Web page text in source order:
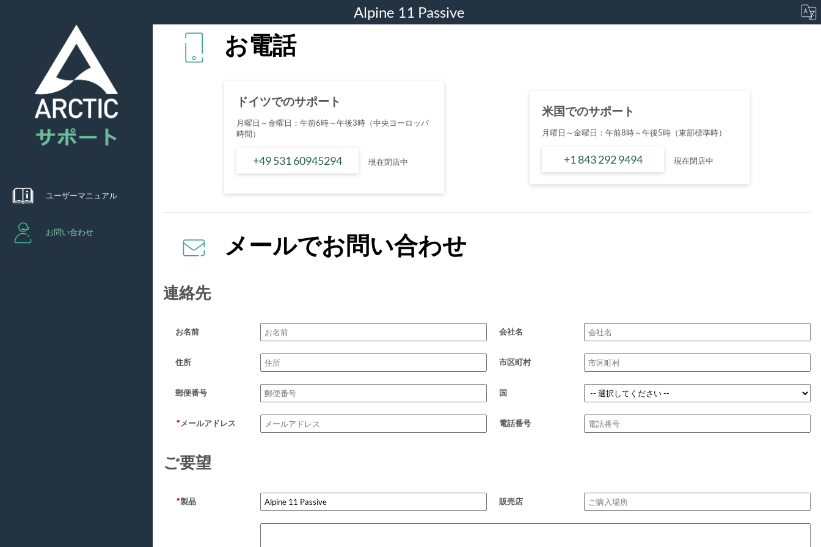
Alpine 11 Passive
ユーザーマニュアル
お問い合わせ
お電話
ドイツでのサポート
月曜日～金曜日：午前6時～午後3時（中央ヨーロッパ
時間）
+49 531 60945294 現在閉店中
米国でのサポート
月曜日～金曜日：午前8時～午後5時（東部標準時）
+1 843 292 9494 現在閉店中
メールでお問い合わせ
連絡先
お名前 会社名
住所 市区町村
郵便番号 国
*メールアドレス 電話番号
ご要望
*製品 販売店